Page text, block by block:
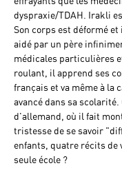
dyspraxie/TDAH. Irakli
Son corps est déformé
aidé par un père
médicales particulières
roulant, il apprend ses
français et va même à la
avancé dans sa
d'allemand, où il fait
tristesse de se savoir
enfants, quatre récits de
seule école ?